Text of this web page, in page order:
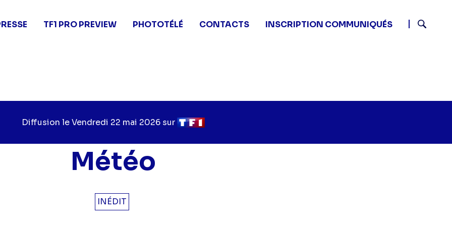
TF1 PRO PREVIEW PHOTOTÉLÉ CONTACTS
INSCRIPTION COMMUNIQUÉS
Diffusion leJour
diffusion
Vendredi 22 mai 2026surChaîne
diffusion
Météo
INÉDIT